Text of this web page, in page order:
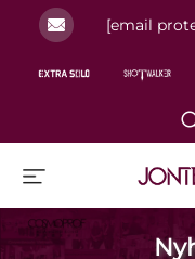
[email